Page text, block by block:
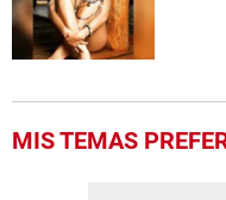
MIS TEMAS